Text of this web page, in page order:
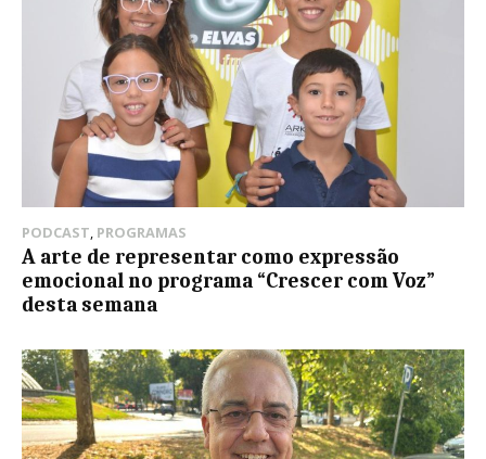
PODCAST, PROGRAMAS
A arte de representar como expressão
emocional no programa “Crescer com Voz”
desta semana